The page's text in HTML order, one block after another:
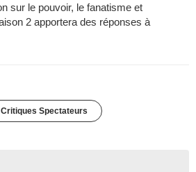
sur le pouvoir, le fanatisme et
2 apportera des réponses à
Spectateurs